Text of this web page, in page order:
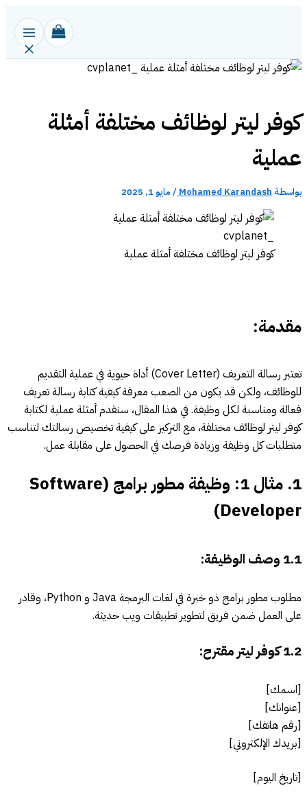
كوفر ليتر لوظائف مختلفة أمثلة
عملية
بواسطة Mohamed Karandash
/ مايو 1, 2025
كوفر ليتر لوظائف مختلفة أمثلة عملية
مقدمة:
تعتبر رسالة التعريف (Cover Letter) أداة حيوية في عملية التقديم
للوظائف، ولكن قد يكون من الصعب معرفة كيفية كتابة رسالة تعريف
فعالة ومناسبة لكل وظيفة. في هذا المقال، سنقدم أمثلة عملية لكتابة
كوفر ليتر لوظائف مختلفة، مع التركيز على كيفية تخصيص رسالتك لتناسب
متطلبات كل وظيفة وزيادة فرصك في الحصول على مقابلة عمل.
1.
مثال 1: وظيفة مطور برامج (Software
Developer)
1.1 وصف الوظيفة:
مطلوب مطور برامج ذو خبرة في لغات البرمجة Java و Python، وقادر
على العمل ضمن فريق لتطوير تطبيقات ويب حديثة.
1.2كوفر ليتر مقترح:
[اسمك]
[عنوانك]
[رقم هاتفك]
[بريدك الإلكتروني]
[تاريخ اليوم]